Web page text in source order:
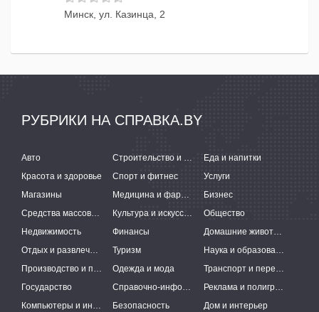
Минск, ул. Казинца, 2
РУБРИКИ НА СПРАВКА.BY
Авто Строительство и ремонт
Еда и напитки
Красота и здоровье
Спорт и фитнес
Услуги
Магазины
Медицина и фармацевтика
Бизнес
Средства массовой информации
Культура и искусство
Общество
Недвижимость
Финансы
Домашние животные
Отдых и развлечения
Туризм
Наука и образование
Производство и поставки
Одежда и мода
Транспорт и перевозки
Государство
Справочно-информационные системы
Реклама и полиграфия
Компьютеры и интернет
Безопасность Дом и интерьер